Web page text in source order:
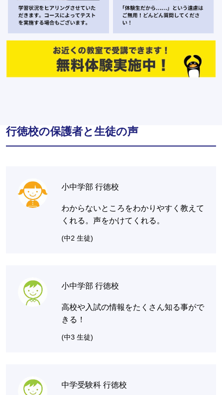
行徳校の保護者と生徒の声
小中学部 行徳校
わからないところをわかりやすく教えて
くれる。声をかけてくれる。
(中2 生徒)
小中学部 行徳校
高校や入試の情報をたくさん知る事がで
きる！
(中3 生徒)
中学受験科 行徳校